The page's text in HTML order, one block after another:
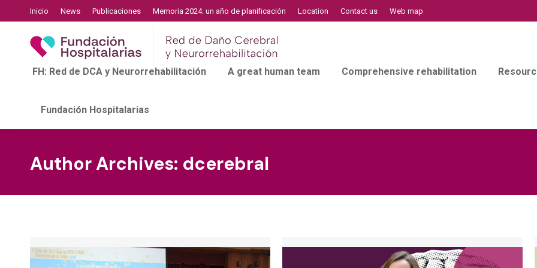
Inicio News Publicaciones Memoria 2024: un año de planificación Location Contact us Web map
FH: Red de DCA y Neurorrehabilitación A great human team Comprehensive rehabilitation
Fundación Hospitalarias
Author Archives: dcerebral